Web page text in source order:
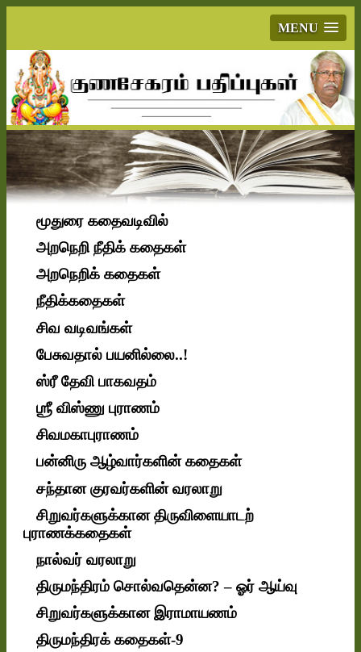
MENU
மூதுரை கதைவடிவில்
அறநெறி நீதிக் கதைகள்
அறநெறிக் கதைகள்
நீதிக்கதைகள்
சிவ வடிவங்கள்
பேசுவதால் பயனில்லை..!
ஸ்ரீ தேவி பாகவதம்
ஶ்ரீ விஸ்ணு புராணம்
சிவமகாபுராணம்
பன்னிரு ஆழ்வார்களின் கதைகள்
சந்தான குரவர்களின் வரலாறு
சிறுவர்களுக்கான திருவிளையாடற்
புராணக்கதைகள்
நால்வர் வரலாறு
திருமந்திரம் சொல்வதென்ன? – ஓர் ஆய்வு
சிறுவர்களுக்கான இராமாயணம்
திருமந்திரக் கதைகள்-9